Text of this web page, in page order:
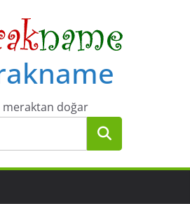
meraktan doğar